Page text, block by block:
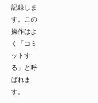
記録しま
す。この
操作はよ
く「コミ
ットす
る」と呼
ばれま
す。